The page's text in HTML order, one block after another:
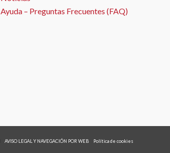
Ayuda – Preguntas Frecuentes (FAQ)
AVISO LEGAL Y NAVEGACIÓN POR WEB Política de cookies